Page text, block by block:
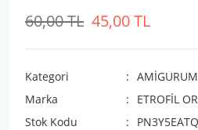
45,00 TL
60,00 TL
Kategori
Marka
ETROFİL
Stok Kodu